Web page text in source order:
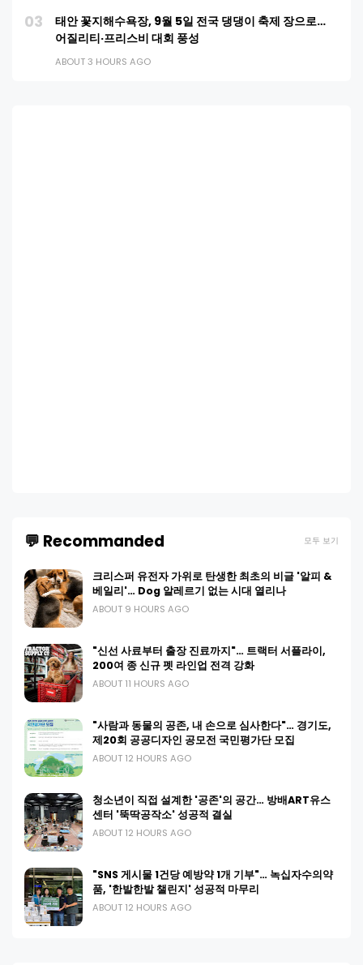
03
태안 꽃지해수욕장, 9월 5일 전국 댕댕이 축제 장으로…
어질리티·프리스비 대회 풍성
ABOUT 3 HOURS AGO
💬 Recommanded 모두 보기
크리스퍼 유전자 가위로 탄생한 최초의 비글 '알피 &
베일리'… Dog 알레르기 없는 시대 열리나
ABOUT 9 HOURS AGO
"신선 사료부터 출장 진료까지"… 트랙터 서플라이,
200여 종 신규 펫 라인업 전격 강화
ABOUT 11 HOURS AGO
"사람과 동물의 공존, 내 손으로 심사한다"… 경기도,
제20회 공공디자인 공모전 국민평가단 모집
ABOUT 12 HOURS AGO
청소년이 직접 설계한 '공존'의 공간… 방배ART유스
센터 '뚝딱공작소' 성공적 결실
ABOUT 12 HOURS AGO
"SNS 게시물 1건당 예방약 1개 기부"… 녹십자수의약
품, '한발한발 챌린지' 성공적 마무리
ABOUT 12 HOURS AGO